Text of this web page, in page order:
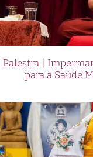
Palestra |
para a Saúde